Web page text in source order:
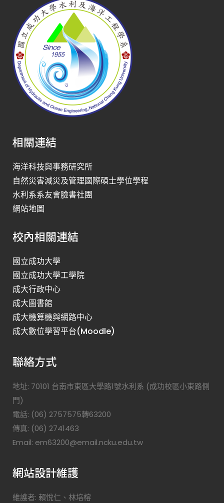
相關連結
海洋科技與事務研究所
自然災害減災及管理國際碩士學位學程
水利系系友會臉書社團
網站地圖
校內相關連結
國立成功大學
國立成功大學工學院
成大行政中心
成大圖書館
成大機算機與網路中心
成大數位學習平台(Moodle)
聯絡方式
地址: 70101 台南市東區大學路1號水利系 (成功校區小東路側
門)
電話: (06) 2757575轉63200
傳真: (06) 2741463
Email: em63200@email.ncku.edu.tw
網站設計維護
維護者: 賴悅仁、林培榕